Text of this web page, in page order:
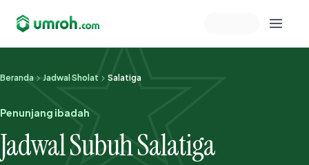
Memeriksa sesi akun
Beranda Jadwal Sholat Salatiga
Penunjang ibadah
Jadwal Subuh Salatiga